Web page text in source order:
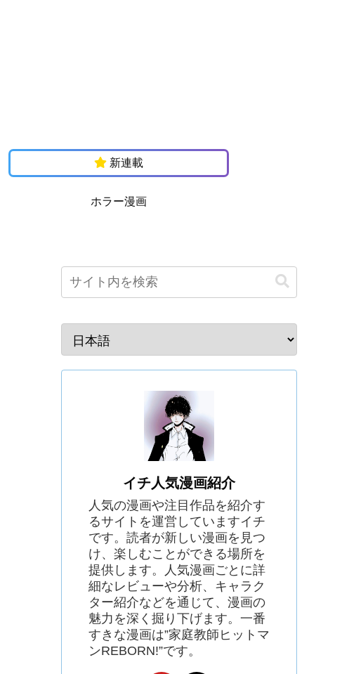
新連載
ホラー漫画
イチ人気漫画紹介
人気の漫画や注目作品を紹介す
るサイトを運営していますイチ
です。読者が新しい漫画を見つ
け、楽しむことができる場所を
提供します。人気漫画ごとに詳
細なレビューや分析、キャラク
ター紹介などを通じて、漫画の
魅力を深く掘り下げます。一番
すきな漫画は”家庭教師ヒットマ
ンREBORN!”です。